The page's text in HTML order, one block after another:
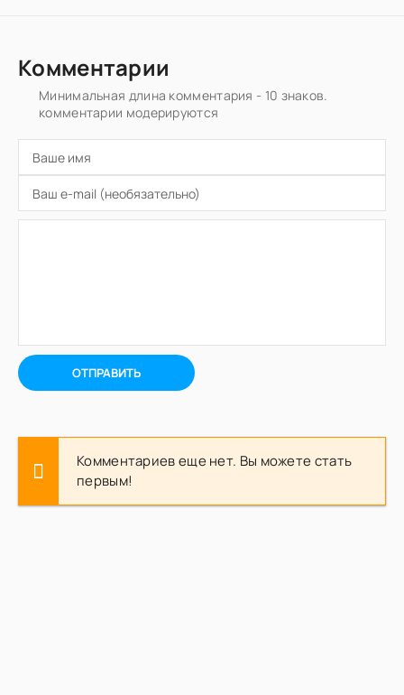
Комментарии
Минимальная длина комментария - 10 знаков.
комментарии модерируются
ОТПРАВИТЬ
Комментариев еще нет. Вы можете стать
первым!